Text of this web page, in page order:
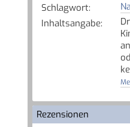
Schlagwort:
Inhaltsangabe:
Rezensionen